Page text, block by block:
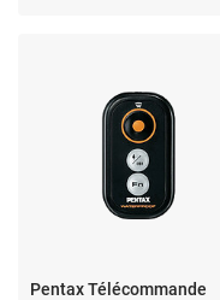
Pentax Télécommande